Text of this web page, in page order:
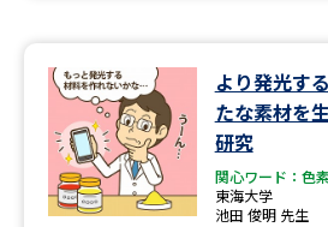
より発光す
たな素材を
研究
関心ワード：色素
東海大学
池田 俊明 先生